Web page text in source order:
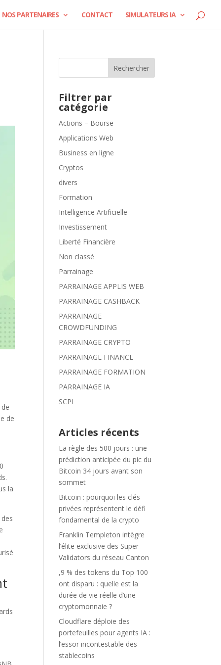
NOS PARTENAIRES CONTACT SIMULATEURS IA
de
la
Rechercher
Filtrer par
catégorie
Actions – Bourse
Applications Web
Business en ligne
Cryptos
divers
Formation
Intelligence Artificielle
Investissement
Liberté Financière
Non classé
Parrainage
PARRAINAGE APPLIS WEB
PARRAINAGE CASHBACK
PARRAINAGE
CROWDFUNDING
PARRAINAGE CRYPTO
PARRAINAGE FINANCE
PARRAINAGE FORMATION
PARRAINAGE IA
SCPI
Articles récents
La règle des 500 jours : une
prédiction anticipée du pic du
Bitcoin 34 jours avant son
sommet
Bitcoin : pourquoi les clés
privées représentent le défi
fondamental de la crypto
Franklin Templeton intègre
l’élite exclusive des Super
Validators du réseau Canton
,9 % des tokens du Top 100
ont disparu : quelle est la
durée de vie réelle d’une
cryptomonnaie ?
Cloudflare déploie des
portefeuilles pour agents IA :
l’essor incontestable des
stablecoins